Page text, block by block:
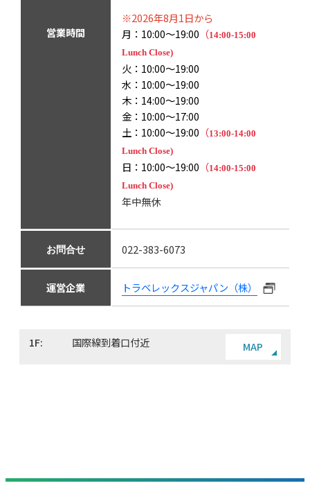
営業時間
※2026年8月1日から
月：10:00～19:00 （14:00-15:00
Lunch Close)
火：10:00～19:00
水：10:00～19:00
木：14:00～19:00
金：10:00～17:00
土：10:00～19:00 （13:00-14:00
Lunch Close)
日：10:00～19:00 （14:00-15:00
Lunch Close)
年中無休
お問合せ 022-383-6073
運営企業 トラベレックスジャパン（株）
1F: 国際線到着口付近 MAP